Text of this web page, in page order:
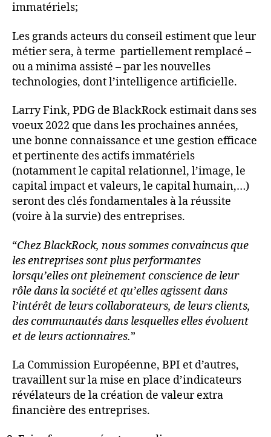
immatériels;
Les grands acteurs du conseil estiment que leur
métier sera, à terme partiellement remplacé –
ou a minima assisté – par les nouvelles
technologies, dont l’intelligence artificielle.
Larry Fink, PDG de BlackRock estimait dans ses
voeux 2022 que dans les prochaines années,
une bonne connaissance et une gestion efficace
et pertinente des actifs immatériels
(notamment le capital relationnel, l’image, le
capital impact et valeurs, le capital humain,…)
seront des clés fondamentales à la réussite
(voire à la survie) des entreprises.
“Chez BlackRock, nous sommes convaincus que
les entreprises sont plus performantes
lorsqu’elles ont pleinement conscience de leur
rôle dans la société et qu’elles agissent dans
l’intérêt de leurs collaborateurs, de leurs clients,
des communautés dans lesquelles elles évoluent
et de leurs actionnaires.”
La Commission Européenne, BPI et d’autres,
travaillent sur la mise en place d’indicateurs
révélateurs de la création de valeur extra
financière des entreprises.